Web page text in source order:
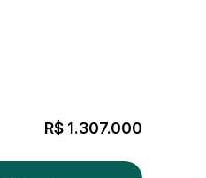
R$ 1.307.000